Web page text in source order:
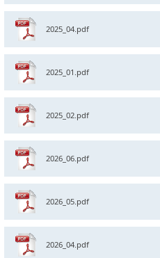
2025_04.pdf
2025_01.pdf
2025_02.pdf
2026_06.pdf
2026_05.pdf
2026_04.pdf